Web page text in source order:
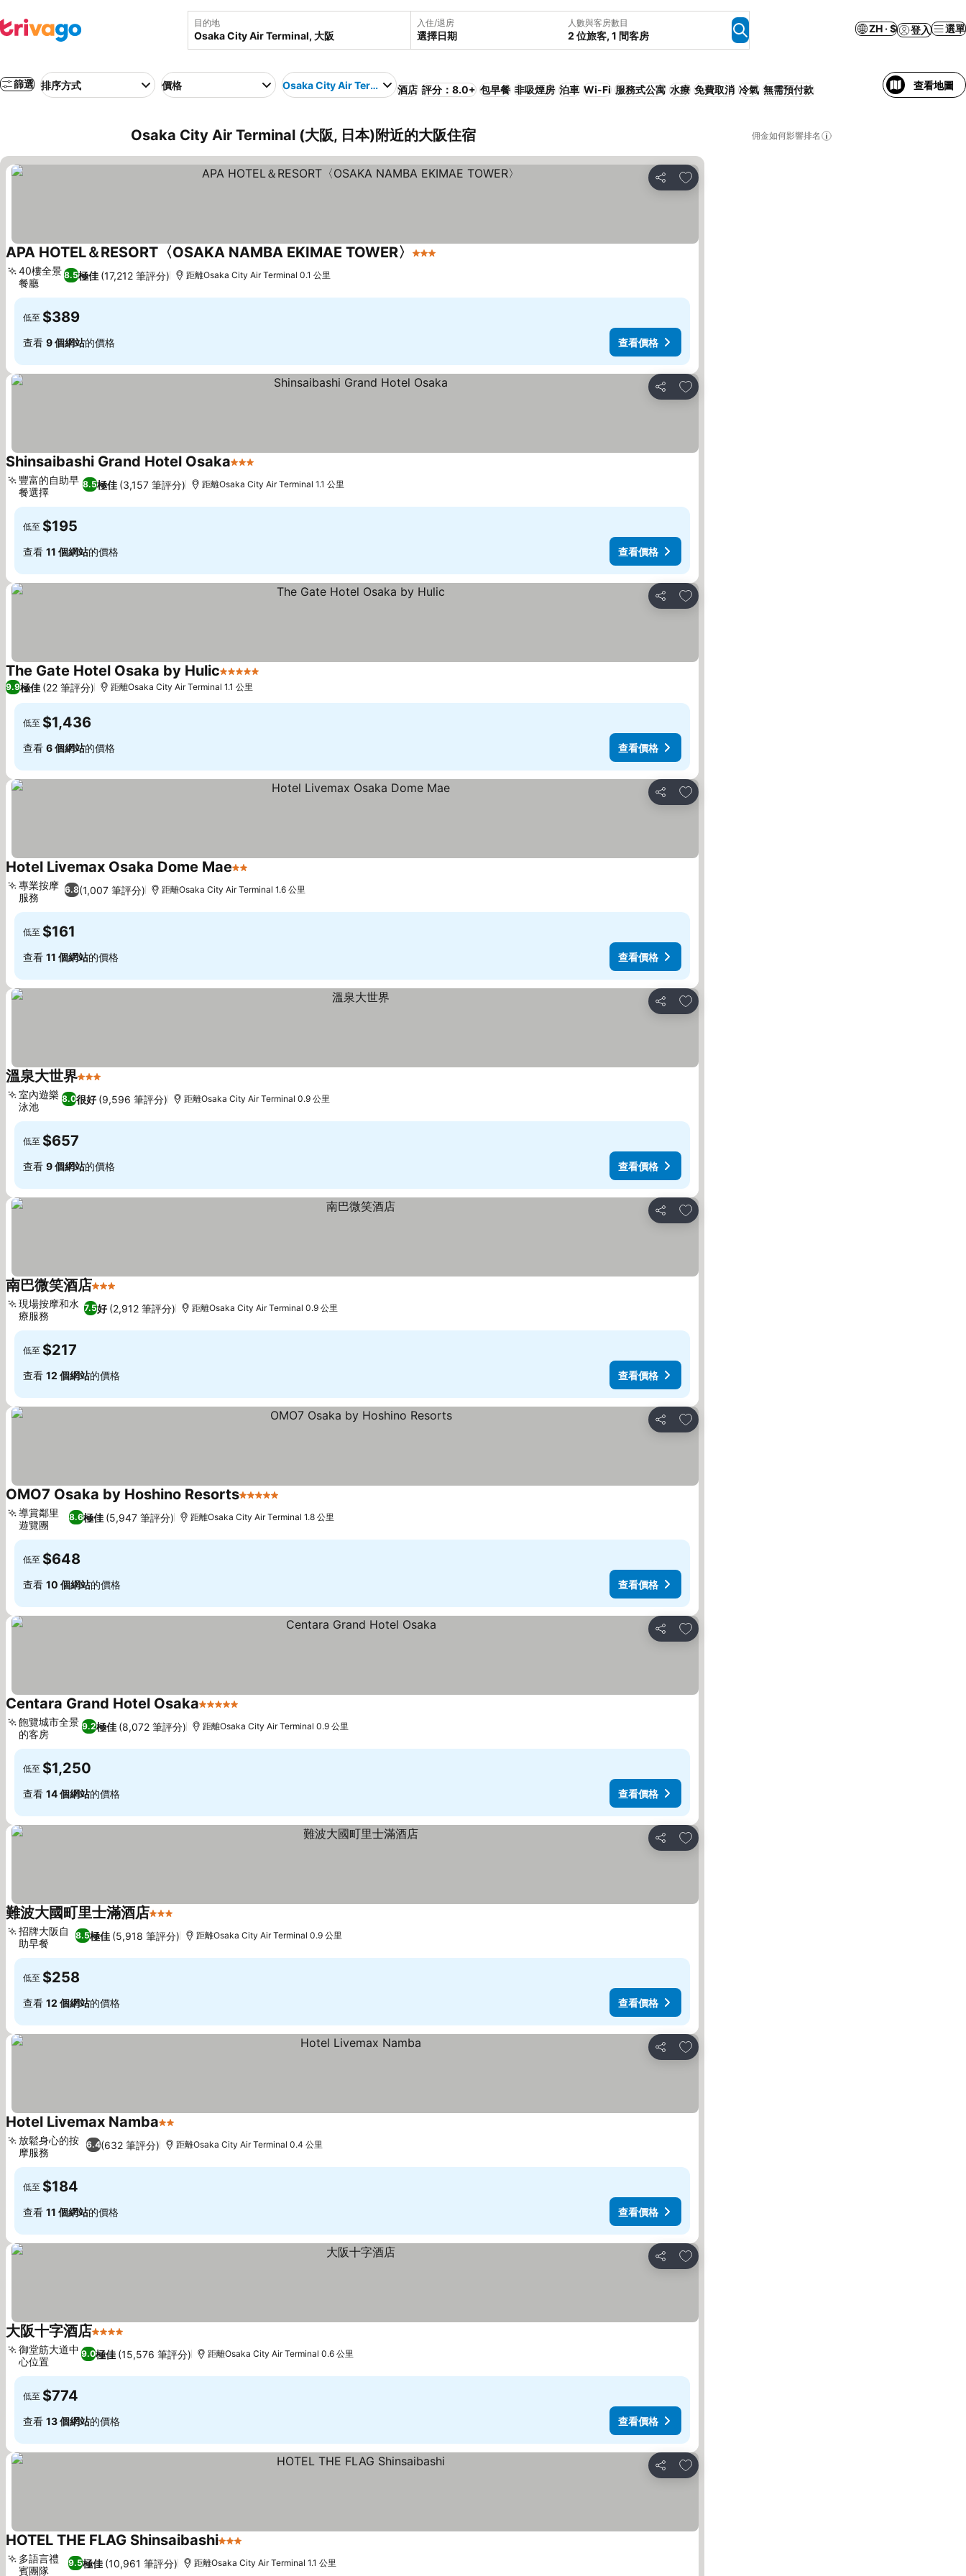
目的地 入住/退房
選擇日期
人數與客房數目
2 位旅客, 1 間客房
ZH · $ 登入 選單
篩選 排序方式 價格 Osaka City Air Terminal酒店 評分：8.0+ 包早餐 非吸煙房 泊車 Wi-Fi 服務式公寓 水療 免費取消 冷氣 無需預付款 查看地圖
Osaka City Air Terminal (大阪, 日本)附近的大阪住宿 佣金如何影響排名
分享
放到收藏夾
APA HOTEL＆RESORT〈OSAKA NAMBA EKIMAE TOWER〉 3 星級
8.5極佳 (17,212 筆評分)
40樓全景
餐廳
距離Osaka City Air Terminal 0.1 公里
低至 $389
查看 9 個網站的價格 查看價格
分享
放到收藏夾
Shinsaibashi Grand Hotel Osaka3 星級
8.5極佳 (3,157 筆評分)
豐富的自助早
餐選擇
距離Osaka City Air Terminal 1.1 公里
低至 $195
查看 11 個網站的價格 查看價格
分享
放到收藏夾
The Gate Hotel Osaka by Hulic5 星級
9.9極佳 (22 筆評分) 距離Osaka City Air Terminal 1.1 公里
低至 $1,436
查看 6 個網站的價格 查看價格
分享
放到收藏夾
Hotel Livemax Osaka Dome Mae2 星級
6.8(1,007 筆評分)
專業按摩
服務
距離Osaka City Air Terminal 1.6 公里
低至 $161
查看 11 個網站的價格 查看價格
分享
放到收藏夾
溫泉大世界3 星級
8.0很好 (9,596 筆評分)
室內遊樂
泳池
距離Osaka City Air Terminal 0.9 公里
低至 $657
查看 9 個網站的價格 查看價格
分享
放到收藏夾
南巴微笑酒店3 星級
7.5好 (2,912 筆評分)
現場按摩和水
療服務
距離Osaka City Air Terminal 0.9 公里
低至 $217
查看 12 個網站的價格 查看價格
分享
放到收藏夾
OMO7 Osaka by Hoshino Resorts5 星級
8.6極佳 (5,947 筆評分)
導賞鄰里
遊覽團
距離Osaka City Air Terminal 1.8 公里
低至 $648
查看 10 個網站的價格 查看價格
分享
放到收藏夾
Centara Grand Hotel Osaka5 星級
9.2極佳 (8,072 筆評分)
飽覽城市全景
的客房
距離Osaka City Air Terminal 0.9 公里
低至 $1,250
查看 14 個網站的價格 查看價格
分享
放到收藏夾
難波大國町里士滿酒店3 星級
8.5極佳 (5,918 筆評分)
招牌大阪自
助早餐
距離Osaka City Air Terminal 0.9 公里
低至 $258
查看 12 個網站的價格 查看價格
分享
放到收藏夾
Hotel Livemax Namba2 星級
6.4(632 筆評分)
放鬆身心的按
摩服務
距離Osaka City Air Terminal 0.4 公里
低至 $184
查看 11 個網站的價格 查看價格
分享
放到收藏夾
大阪十字酒店4 星級
9.0極佳 (15,576 筆評分)
御堂筋大道中
心位置
距離Osaka City Air Terminal 0.6 公里
低至 $774
查看 13 個網站的價格 查看價格
分享
放到收藏夾
HOTEL THE FLAG Shinsaibashi3 星級
9.5極佳 (10,961 筆評分)
多語言禮
賓團隊
距離Osaka City Air Terminal 1.1 公里